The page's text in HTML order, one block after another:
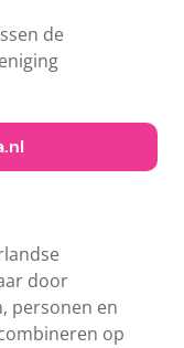
de
door
personen en
op